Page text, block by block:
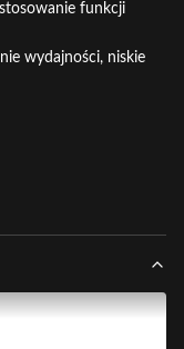
funkcji
wydajności, niskie